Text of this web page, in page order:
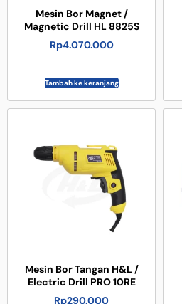
Mesin Bor Magnet /
Magnetic Drill HL 8825S
Rp4.070.000
Tambah ke keranjang
Mesin Bor Tangan H&L /
Electric Drill PRO 10RE
Rp290.000